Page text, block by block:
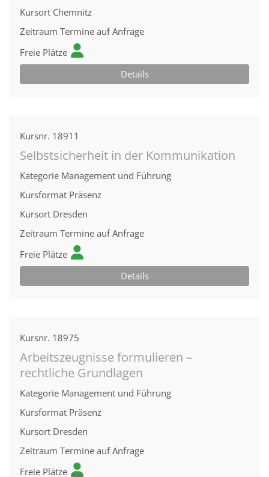
Kursort Chemnitz
Zeitraum Termine auf Anfrage
Freie Plätze
Details
Kursnr. 18911
Selbstsicherheit in der Kommunikation
Kategorie Management und Führung
Kursformat Präsenz
Kursort Dresden
Zeitraum Termine auf Anfrage
Freie Plätze
Details
Kursnr. 18975
Arbeitszeugnisse formulieren –
rechtliche Grundlagen
Kategorie Management und Führung
Kursformat Präsenz
Kursort Dresden
Zeitraum Termine auf Anfrage
Freie Plätze